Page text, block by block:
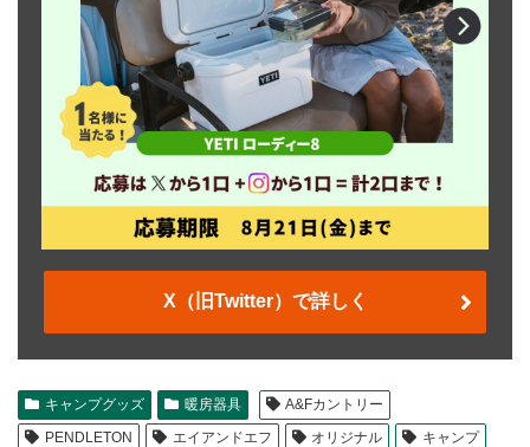
X（旧Twitter）で詳しく
キャンプグッズ 暖房器具
A&Fカントリー
PENDLETON
エイアンドエフ オリジナル
キャンプ